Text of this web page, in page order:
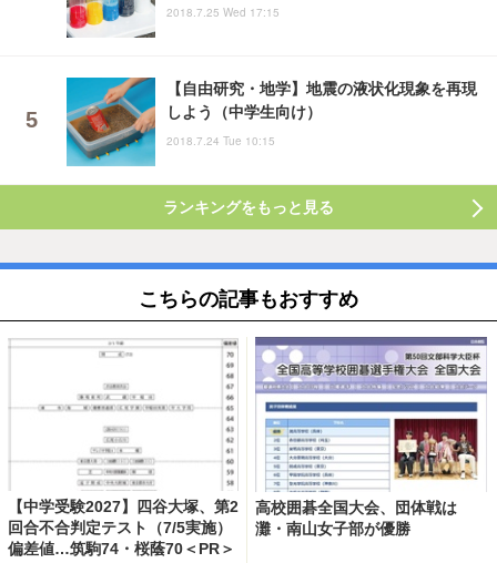
2018.7.25 Wed 17:15
【自由研究・地学】地震の液状化現象を再現
しよう（中学生向け）
2018.7.24 Tue 10:15
ランキングをもっと見る
こちらの記事もおすすめ
【中学受験2027】四谷大塚、第2
回合不合判定テスト（7/5実施）
偏差値…筑駒74・桜蔭70＜PR＞
高校囲碁全国大会、団体戦は
灘・南山女子部が優勝